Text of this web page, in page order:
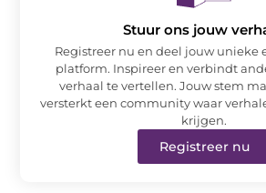
Stuur ons jouw
Registreer nu en deel jouw unieke
platform. Inspireer en verbindt
verhaal te vertellen. Jouw stem
versterkt een community waar
krijgen.
Registreer nu